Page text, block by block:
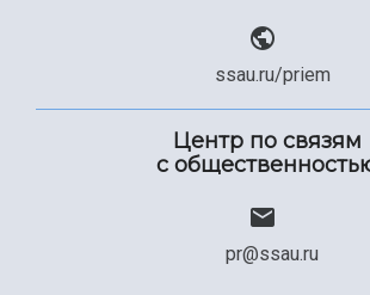
ssau.ru/priem
Центр по связям
с
pr@ssau.ru